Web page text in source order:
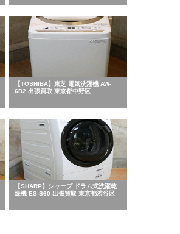
【TOSHIBA】東芝 電気洗濯機 AW-
6D2 出張買取 東京都中野区
【SHARP】シャープ ドラム式洗濯乾
燥機 ES-S60 出張買取 東京都渋谷区